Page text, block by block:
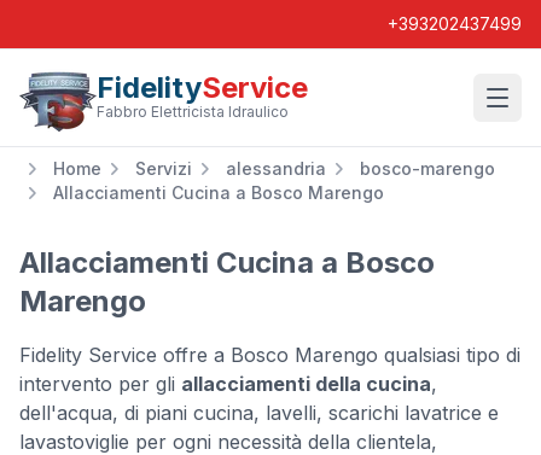
+393202437499
FidelityService
Fabbro Elettricista Idraulico
Home Servizi alessandria
bosco-marengo
Allacciamenti Cucina a Bosco Marengo
Allacciamenti Cucina a Bosco
Marengo
Fidelity Service offre a Bosco Marengo qualsiasi tipo di
intervento per gli allacciamenti della cucina,
dell'acqua, di piani cucina, lavelli, scarichi lavatrice e
lavastoviglie per ogni necessità della clientela,